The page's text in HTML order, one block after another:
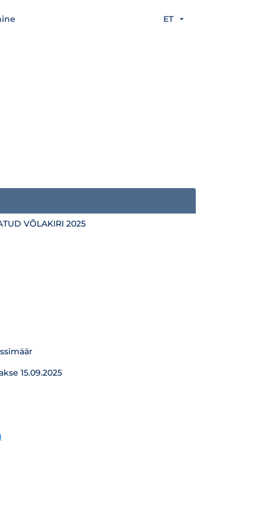
ET
VÕLAKIRI 2025
15.09.2025